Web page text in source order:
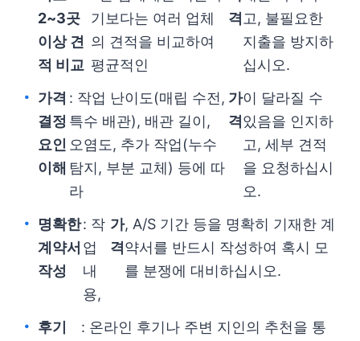
2~3곳
이상 견
적 비교
기보다는 여러 업체
의 견적을 비교하여
평균적인
격 고, 불필요한
지출을 방지하
십시오.
가격
결정
요인
이해
: 작업 난이도(매립 수전,
특수 배관), 배관 길이,
오염도, 추가 작업(누수
탐지, 부분 교체) 등에 따
라
가
격
이 달라질 수
있음을 인지하
고, 세부 견적
을 요청하십시
오.
명확한
계약서
작성
: 작
업
내
용,
가
격
, A/S 기간 등을 명확히 기재한 계
약서를 반드시 작성하여 혹시 모
를 분쟁에 대비하십시오.
후기
: 온라인 후기나 주변 지인의 추천을 통